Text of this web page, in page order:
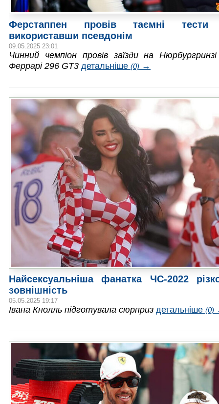
Ферстаппен провів таємні тести
використавши псевдонім
09.05.2025 23:01
Чинний чемпіон провів заїзди на
Феррарі 296 GT3 детальніше (0) →
Найсексуальніша фанатка ЧС-2022
зовнішність
05.05.2025 19:17
Івана Кнолль підготувала сюрприз детальніше (0)